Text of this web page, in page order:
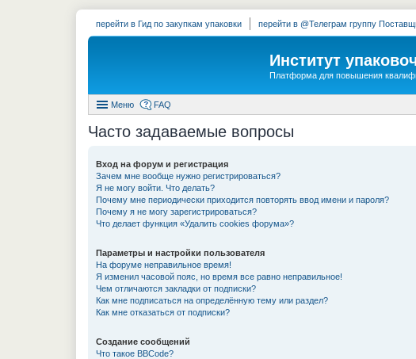
перейти в Гид по закупкам упаковки перейти в @Телеграм группу
Институт
Платформа для повышения
Меню FAQ
Часто задаваемые вопросы
Вход на форум и регистрация
Зачем мне вообще нужно регистрироваться?
Я не могу войти. Что делать?
Почему мне периодически приходится повторять ввод имени и пароля?
Почему я не могу зарегистрироваться?
Что делает функция «Удалить cookies форума»?
Параметры и настройки пользователя
На форуме неправильное время!
Я изменил часовой пояс, но время все равно неправильное!
Чем отличаются закладки от подписки?
Как мне подписаться на определённую тему или раздел?
Как мне отказаться от подписки?
Создание сообщений
Что такое BBCode?